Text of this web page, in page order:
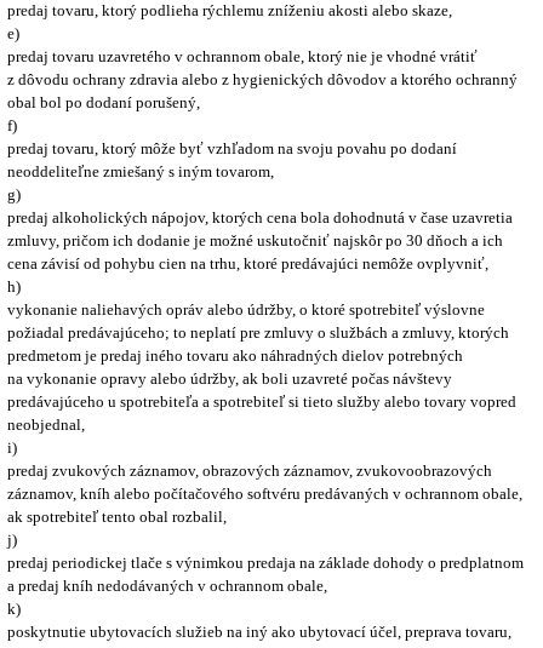
predaj tovaru, ktorý podlieha rýchlemu zníženiu akosti alebo skaze,
e)
predaj tovaru uzavretého v ochrannom obale, ktorý nie je vhodné vrátiť
z dôvodu ochrany zdravia alebo z hygienických dôvodov a ktorého ochranný
obal bol po dodaní porušený,
f)
predaj tovaru, ktorý môže byť vzhľadom na svoju povahu po dodaní
neoddeliteľne zmiešaný s iným tovarom,
g)
predaj alkoholických nápojov, ktorých cena bola dohodnutá v čase uzavretia
zmluvy, pričom ich dodanie je možné uskutočniť najskôr po 30 dňoch a ich
cena závisí od pohybu cien na trhu, ktoré predávajúci nemôže ovplyvniť,
h)
vykonanie naliehavých opráv alebo údržby, o ktoré spotrebiteľ výslovne
požiadal predávajúceho; to neplatí pre zmluvy o službách a zmluvy, ktorých
predmetom je predaj iného tovaru ako náhradných dielov potrebných
na vykonanie opravy alebo údržby, ak boli uzavreté počas návštevy
predávajúceho u spotrebiteľa a spotrebiteľ si tieto služby alebo tovary vopred
neobjednal,
i)
predaj zvukových záznamov, obrazových záznamov, zvukovoobrazových
záznamov, kníh alebo počítačového softvéru predávaných v ochrannom obale,
ak spotrebiteľ tento obal rozbalil,
j)
predaj periodickej tlače s výnimkou predaja na základe dohody o predplatnom
a predaj kníh nedodávaných v ochrannom obale,
k)
poskytnutie ubytovacích služieb na iný ako ubytovací účel, preprava tovaru,